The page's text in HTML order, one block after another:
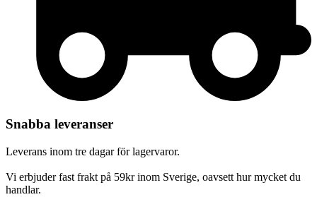
Snabba leveranser
Leverans inom tre dagar för lagervaror.
Vi erbjuder fast frakt på 59kr inom Sverige, oavsett hur mycket du
handlar.